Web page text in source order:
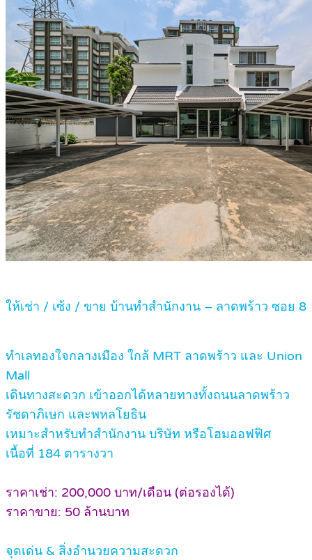
ให้เช่า / เซ้ง / ขาย บ้านทำสำนักงาน – ลาดพร้าว ซอย 8
ทำเลทองใจกลางเมือง ใกล้ MRT ลาดพร้าว และ Union
Mall
เดินทางสะดวก เข้าออกได้หลายทางทั้งถนนลาดพร้าว
รัชดาภิเษก และพหลโยธิน
เหมาะสำหรับทำสำนักงาน บริษัท หรือโฮมออฟฟิศ
เนื้อที่ 184 ตารางวา
ราคาเช่า: 200,000 บาท/เดือน (ต่อรองได้)
ราคาขาย: 50 ล้านบาท
จุดเด่น & สิ่งอำนวยความสะดวก